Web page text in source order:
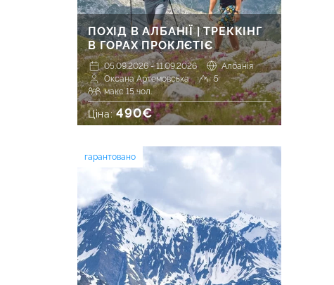
ПОХІД В АЛБАНІЇ | ТРЕККІНГ
В ГОРАХ ПРОКЛЄТІЄ
05.09.2026 - 11.09.2026
Албанія
Оксана Артемовська
5
макс 15 чол.
Ціна:490€
гарантовано